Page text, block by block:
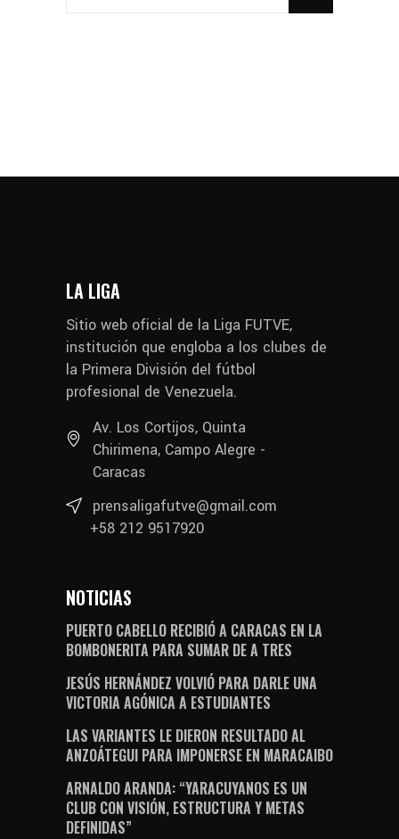
LA LIGA
Sitio web oficial de la Liga FUTVE,
institución que engloba a los clubes de
la Primera División del fútbol
profesional de Venezuela.
Av. Los Cortijos, Quinta
Chirimena, Campo Alegre -
Caracas
prensaligafutve@gmail.com
+58 212 9517920
NOTICIAS
PUERTO CABELLO RECIBIÓ A CARACAS EN LA
BOMBONERITA PARA SUMAR DE A TRES
JESÚS HERNÁNDEZ VOLVIÓ PARA DARLE UNA
VICTORIA AGÓNICA A ESTUDIANTES
LAS VARIANTES LE DIERON RESULTADO AL
ANZOÁTEGUI PARA IMPONERSE EN MARACAIBO
ARNALDO ARANDA: “YARACUYANOS ES UN
CLUB CON VISIÓN, ESTRUCTURA Y METAS
DEFINIDAS”